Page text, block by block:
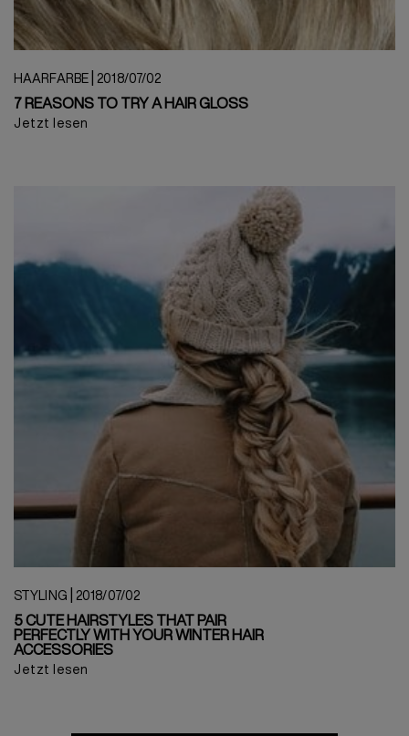
HAARFARBE| 2018/07/02
7 REASONS TO TRY A HAIR GLOSS
Jetzt lesen
STYLING 2018/07/02
5 CUTE HAIRSTYLES THAT PAIR
PERFECTLY WITH YOUR WINTER HAIR
ACCESSORIES
Jetzt lesen